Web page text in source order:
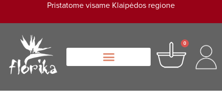
Pristatome visame Klaipėdos regione
0